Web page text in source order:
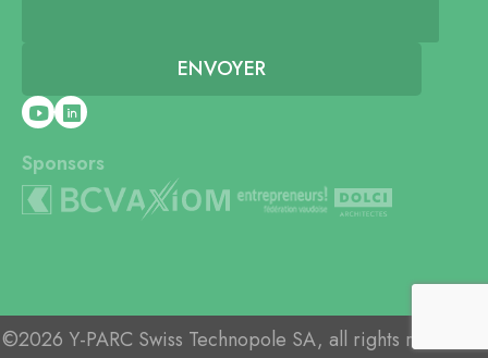
Sponsors
©2026 Y-PARC Swiss Technopole SA, all rights reserved.